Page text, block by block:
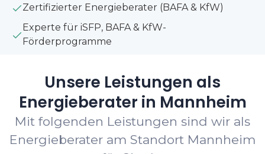
Zertifizierter Energieberater (BAFA & KfW)
Experte für iSFP, BAFA & KfW-
Förderprogramme
Unsere Leistungen als
Energieberater in Mannheim
Mit folgenden Leistungen sind wir als
Energieberater am Standort Mannheim